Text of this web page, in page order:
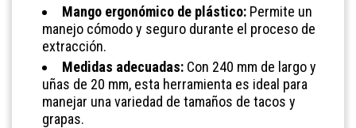
Mango ergonómico de plástico: Permite un
manejo cómodo y seguro durante el proceso de
extracción.
Medidas adecuadas: Con 240 mm de largo y
uñas de 20 mm, esta herramienta es ideal para
manejar una variedad de tamaños de tacos y
grapas.